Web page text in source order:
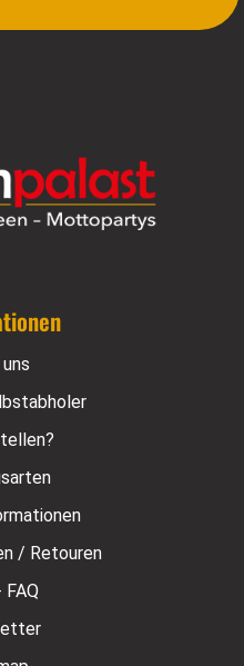
/ Retouren